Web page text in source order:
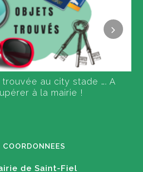
au city stade …. A
à la mairie !
COORDONNEES
de Saint-Fiel